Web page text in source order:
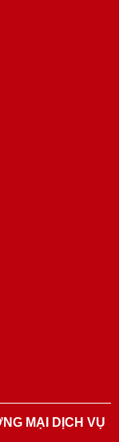
MẠI DỊCH VỤ